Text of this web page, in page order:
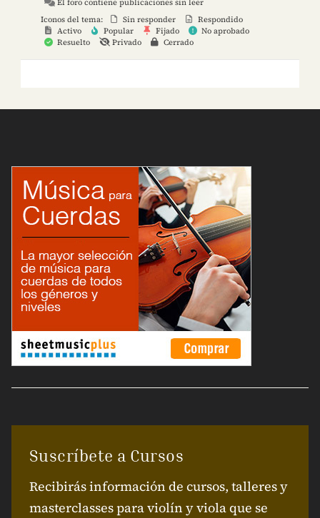
El foro contiene publicaciones sin leer
Iconos del tema:
Sin responder
Respondido
Activo
Popular Fijado
No aprobado
Resuelto
Privado Cerrado
Suscríbete a Cursos
Recibirás información de cursos, talleres y
masterclasses para violín y viola que se